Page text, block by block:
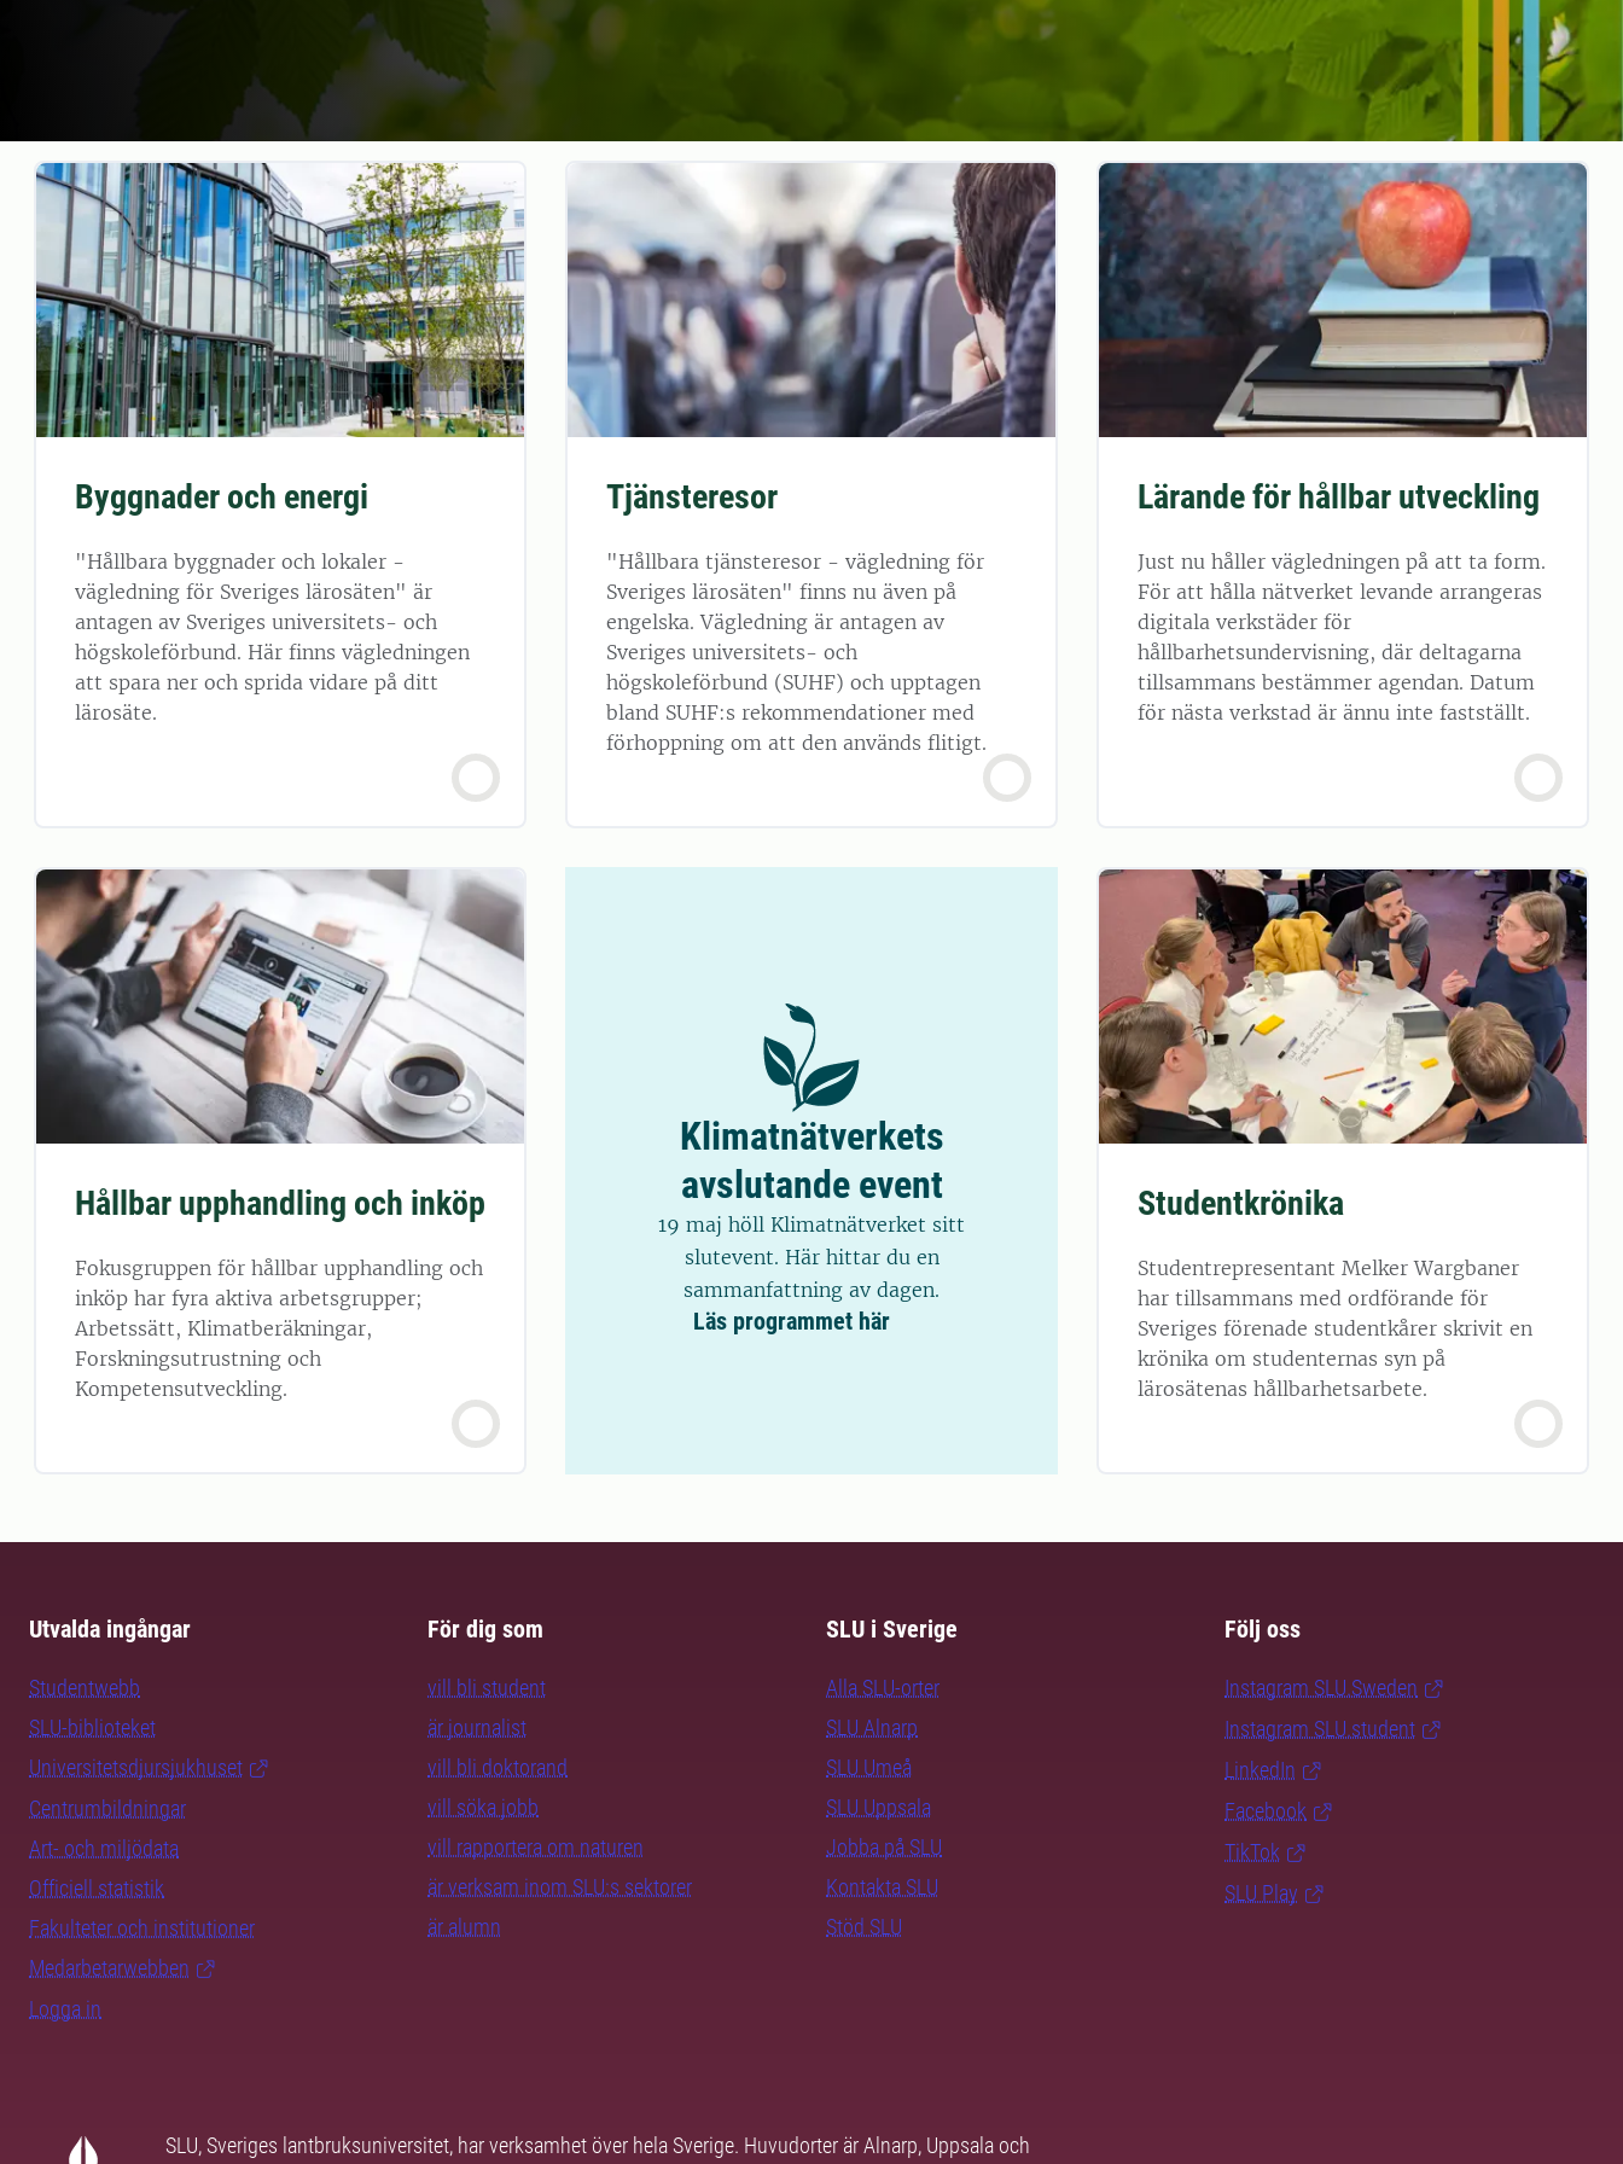
Byggnader och energi
"Hållbara byggnader och lokaler -
vägledning för Sveriges lärosäten" är
antagen av Sveriges universitets- och
högskoleförbund. Här finns vägledningen
att spara ner och sprida vidare på ditt
lärosäte.
Tjänsteresor
"Hållbara tjänsteresor - vägledning för
Sveriges lärosäten" finns nu även på
engelska. Vägledning är antagen av
Sveriges universitets- och
högskoleförbund (SUHF) och upptagen
bland SUHF:s rekommendationer med
förhoppning om att den används flitigt.
Lärande för hållbar utveckling
Just nu håller vägledningen på att ta form.
För att hålla nätverket levande arrangeras
digitala verkstäder för
hållbarhetsundervisning, där deltagarna
tillsammans bestämmer agendan. Datum
för nästa verkstad är ännu inte fastställt.
Hållbar upphandling och inköp
Fokusgruppen för hållbar upphandling och
inköp har fyra aktiva arbetsgrupper;
Arbetssätt, Klimatberäkningar,
Forskningsutrustning och
Kompetensutveckling.
Klimatnätverkets
avslutande event
19 maj höll Klimatnätverket sitt
slutevent. Här hittar du en
sammanfattning av dagen.
Läs programmet här
Studentkrönika
Studentrepresentant Melker Wargbaner
har tillsammans med ordförande för
Sveriges förenade studentkårer skrivit en
krönika om studenternas syn på
lärosätenas hållbarhetsarbete.
Utvalda ingångar
Studentwebb
SLU-biblioteket
Universitetsdjursjukhuset
Centrumbildningar
Art- och miljödata
Officiell statistik
Fakulteter och institutioner
Medarbetarwebben
Logga in
För dig som
vill bli student
är journalist
vill bli doktorand
vill söka jobb
vill rapportera om naturen
är verksam inom SLU:s sektorer
är alumn
SLU i Sverige
Alla SLU-orter
SLU Alnarp
SLU Umeå
SLU Uppsala
Jobba på SLU
Kontakta SLU
Stöd SLU
Följ oss
Instagram SLU.Sweden
Instagram SLU.student
LinkedIn
Facebook
TikTok
SLU Play
SLU, Sveriges lantbruksuniversitet, har verksamhet över hela Sverige. Huvudorter är Alnarp, Uppsala och